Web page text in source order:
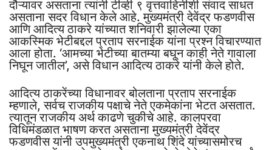
दौऱ्यावर असताना त्यांनी टीव्ही ९ वृत्तवाहिनीशी संवाद साधत
असताना सदर विधान केले आहे. मुख्यमंत्री देवेंद्र फडणवीस
आणि आदित्य ठाकरे यांच्यात शनिवारी झालेल्या एका
आकस्मिक भेटीबद्दल प्रताप सरनाईक यांना प्रश्न विचारण्यात
आला होता. ‘आमच्या भेटीच्या बातम्या बघून काही नेते गावाला
निघून जातील’, असे विधान आदित्य ठाकरे यांनी केले होते.
आदित्य ठाकरेंच्या विधानावर बोलताना प्रताप सरनाईक
म्हणाले, सर्वच राजकीय पक्षाचे नेते एकमेकांना भेटत असतात.
त्यातून राजकीय अर्थ काढणे चुकीचे आहे. कालपरवा
विधिमंडळात भाषण करत असताना मुख्यमंत्री देवेंद्र
फडणवीस यांनी उपमुख्यमंत्री एकनाथ शिंदे यांच्यासमोरच